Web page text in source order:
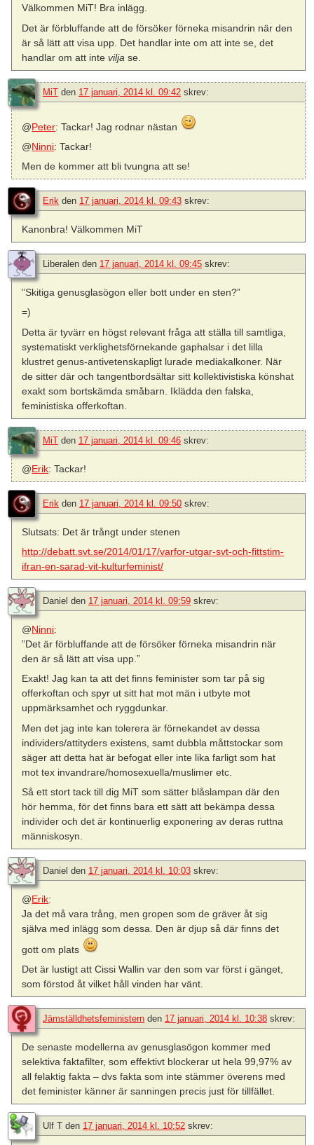
Välkommen MiT! Bra inlägg.
Det är förbluffande att de försöker förneka misandrin när den
är så lätt att visa upp. Det handlar inte om att inte se, det
handlar om att intevilja se.
MiT den 17 januari, 2014 kl. 09:42 skrev:
@Peter: Tackar! Jag rodnar nästan
@Ninni: Tackar!
Men de kommer att bli tvungna att se!
Erik den 17 januari, 2014 kl. 09:43 skrev:
Kanonbra! Välkommen MiT
Liberalen den 17 januari, 2014 kl. 09:45 skrev:
”Skitiga genusglasögon eller bott under en sten?”
=)
Detta är tyvärr en högst relevant fråga att ställa till samtliga,
systematiskt verklighetsförnekande gaphalsar i det lilla
klustret genus-antivetenskapligt lurade mediakalkoner. När
de sitter där och tangentbordsältar sitt kollektivistiska könshat
exakt som bortskämda småbarn. Iklädda den falska,
feministiska offerkoftan.
MiT den 17 januari, 2014 kl. 09:46 skrev:
@Erik: Tackar!
Erik den 17 januari, 2014 kl. 09:50 skrev:
Slutsats: Det är trångt under stenen
http://debatt.svt.se/2014/01/17/varfor-utgar-svt-och-fittstim-
ifran-en-sarad-vit-kulturfeminist/
Daniel den 17 januari, 2014 kl. 09:59 skrev:
@Ninni:
”Det är förbluffande att de försöker förneka misandrin när
den är så lätt att visa upp.”
Exakt! Jag kan ta att det finns feminister som tar på sig
offerkoftan och spyr ut sitt hat mot män i utbyte mot
uppmärksamhet och ryggdunkar.
Men det jag inte kan tolerera är förnekandet av dessa
individers/attityders existens, samt dubbla måttstockar som
säger att detta hat är befogat eller inte lika farligt som hat
mot tex invandrare/homosexuella/muslimer etc.
Så ett stort tack till dig MiT som sätter blåslampan där den
hör hemma, för det finns bara ett sätt att bekämpa dessa
individer och det är kontinuerlig exponering av deras ruttna
människosyn.
Daniel den 17 januari, 2014 kl. 10:03 skrev:
@Erik:
Ja det må vara trång, men gropen som de gräver åt sig
själva med inlägg som dessa. Den är djup så där finns det
gott om plats
Det är lustigt att Cissi Wallin var den som var först i gänget,
som förstod åt vilket håll vinden har vänt.
Jämställdhetsfeministern den 17 januari, 2014 kl. 10:38 skrev:
De senaste modellerna av genusglasögon kommer med
selektiva faktafilter, som effektivt blockerar ut hela 99,97% av
all felaktig fakta – dvs fakta som inte stämmer överens med
det feminister känner är sanningen precis just för tillfället.
Ulf T den 17 januari, 2014 kl. 10:52 skrev: